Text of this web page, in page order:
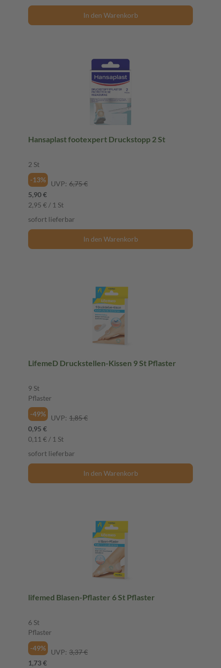
In den Warenkorb
Hansaplast footexpert Druckstopp 2 St
2 St
-13%
UVP: 6,75 €
5,90 €
2,95 € / 1 St
sofort lieferbar
In den Warenkorb
LifemeD Druckstellen-Kissen 9 St Pflaster
9 St
Pflaster
-49%
UVP: 1,85 €
0,95 €
0,11 € / 1 St
sofort lieferbar
In den Warenkorb
lifemed Blasen-Pflaster 6 St Pflaster
6 St
Pflaster
-49%
UVP: 3,37 €
1,73 €